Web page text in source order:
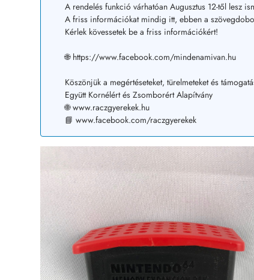
A rendelés funkció várhatóan Augusztus 12-től lesz
A friss információkat mindig itt, ebben a
Kérlek kövessetek be a friss információkért!
🌐 https://www.facebook.com/mindenamivan.hu
Köszönjük a megértéseteket, türelmeteket és
Együtt Kornélért és Zsomborért Alapítvány
🌐 www.raczgyerekek.hu
📘 www.facebook.com/raczgyerekek